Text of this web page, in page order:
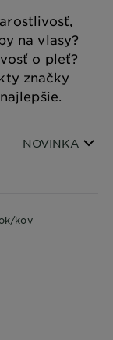
na vlasy?
o pleť?
značky
Zoradiť podľa
NOVINKA
kov